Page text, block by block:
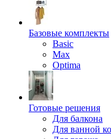
Базовые комплекты
Basic
Max
Optima
Готовые решения
Для балкона
Для ванной